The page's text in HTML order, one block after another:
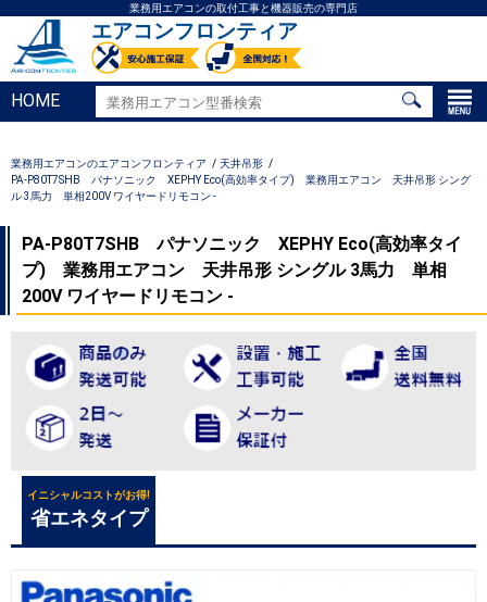
業務用エアコンの取付工事と機器販売の専門店
エアコンフロンティア
HOME
業務用エアコンのエアコンフロンティア
天井吊形
PA-P80T7SHB パナソニック XEPHY Eco(高効率タイプ) 業務用エアコン 天井吊形 シング
ル 3馬力 単相200V ワイヤードリモコン -
PA-P80T7SHB パナソニック XEPHY Eco(高効率タイ
プ) 業務用エアコン 天井吊形 シングル 3馬力 単相
200V ワイヤードリモコン -
イニシャルコストがお得!
省エネタイプ